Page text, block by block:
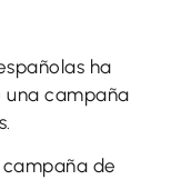
ha
campaña
de